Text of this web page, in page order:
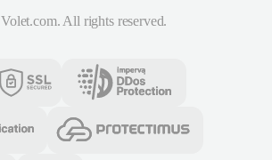
Volet.com. All rights reserved.